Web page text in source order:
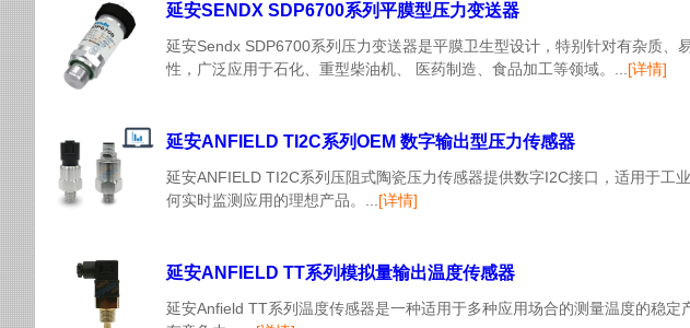
延安SENDX SDP6700系列平膜型压力变送器
延安Sendx SDP6700系列压力变送器是平膜卫生型设计，特别针对有杂质
性，广泛应用于石化、重型柴油机、 医药制造、食品加工等领域。... [详情]
延安ANFIELD TI2C系列OEM 数字输出型压力传感器
延安ANFIELD TI2C系列压阻式陶瓷压力传感器提供数字I2C接口，适用于
何实时监测应用的理想产品。... [详情]
延安ANFIELD TT系列模拟量输出温度传感器
延安Anfield TT系列温度传感器是一种适用于多种应用场合的测量温度的稳